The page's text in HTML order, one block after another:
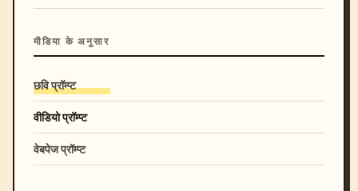
मीडिया के अनुसार
छवि प्रॉम्प्ट
वीडियो प्रॉम्प्ट
वेबपेज प्रॉम्प्ट